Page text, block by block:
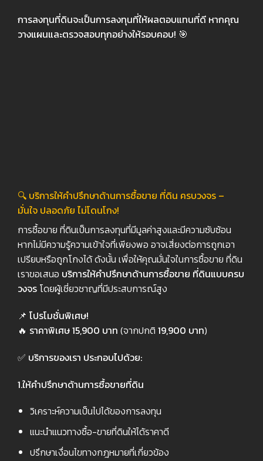
การลงทุนที่ดินจะเป็นการลงทุนที่ให้ผลตอบแทนที่ดี หากคุณ
วางแผนและตรวจสอบทุกอย่างให้รอบคอบ! 🎯
🔍 บริการให้คำปรึกษาด้านการซื้อขาย ที่ดิน ครบวงจร –
มั่นใจ ปลอดภัย ไม่โดนโกง!
การซื้อขาย ที่ดินเป็นการลงทุนที่มีมูลค่าสูงและมีความซับซ้อน
หากไม่มีความรู้ความเข้าใจที่เพียงพอ อาจเสี่ยงต่อการถูกเอา
เปรียบหรือถูกโกงได้ ดังนั้น เพื่อให้คุณมั่นใจในการซื้อขาย ที่ดิน
เราขอเสนอ บริการให้คำปรึกษาด้านการซื้อขาย ที่ดินแบบครบ
วงจร โดยผู้เชี่ยวชาญที่มีประสบการณ์สูง
📌 โปรโมชั่นพิเศษ!
🔥 ราคาพิเศษ 15,900 บาท (จากปกติ 19,900 บาท)
✅ บริการของเรา ประกอบไปด้วย:
1️.ให้คำปรึกษาด้านการซื้อขายที่ดิน
วิเคราะห์ความเป็นไปได้ของการลงทุน
แนะนำแนวทางซื้อ-ขายที่ดินให้ได้ราคาดี
ปรึกษาเงื่อนไขทางกฎหมายที่เกี่ยวข้อง